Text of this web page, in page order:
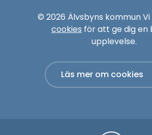
© 2026 Älvsbyns kommun
cookies för att ge dig en
upplevelse.
Läs mer om cookies